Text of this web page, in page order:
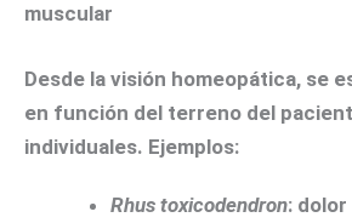
muscular
Desde la visión homeopática, se
en función del terreno del
individuales. Ejemplos:
Rhus toxicodendron: